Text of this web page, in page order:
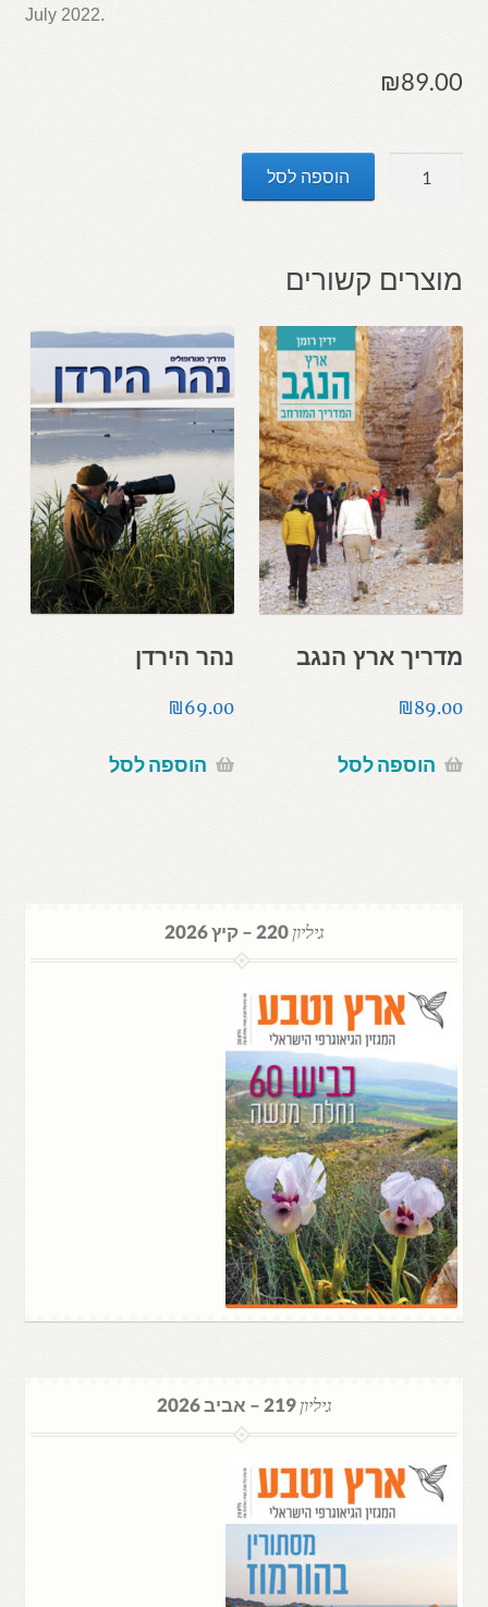
July 2022.
₪89.00
הוספה לסל
מוצרים קשורים
מדריך ארץ הנגב
₪89.00
הוספה לסל
נהר הירדן
₪69.00
הוספה לסל
גיליון220 – קיץ 2026
גיליון219 – אביב 2026